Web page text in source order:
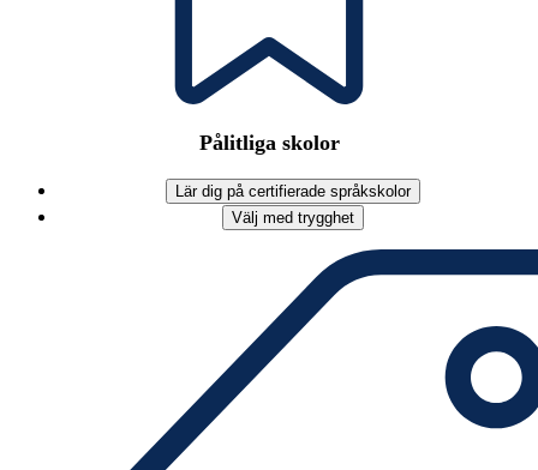
Pålitliga skolor
Lär dig på certifierade språkskolor
Välj med trygghet